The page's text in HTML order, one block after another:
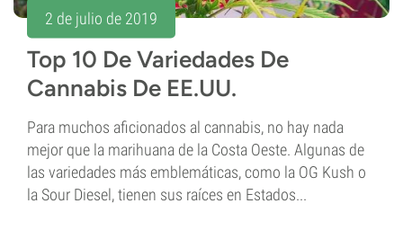
2 de julio de 2019
Top 10 De Variedades De
Cannabis De EE.UU.
Para muchos aficionados al cannabis, no hay nada
mejor que la marihuana de la Costa Oeste. Algunas de
las variedades más emblemáticas, como la OG Kush o
la Sour Diesel, tienen sus raíces en Estados...